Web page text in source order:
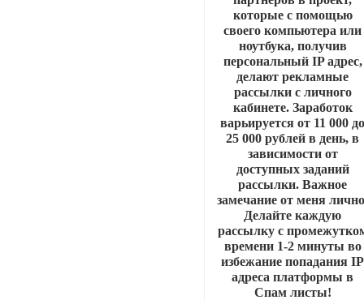
которые с помощью
своего компьютера или
ноутбука, получив
персональный IP адрес,
делают рекламные
рассылки с личного
кабинете. Заработок
варьируется от 11 000
25 000 рублей в день, в
зависимости от
доступных заданий
рассылки. Важное
замечание от меня
Делайте каждую
рассылку с
времени 1-2 минуты во
избежание попадания IP
адреса платформы в
Спам листы!